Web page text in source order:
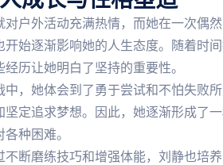
对户外活动充满热情，而她在一次偶
开始逐渐影响她的人生态度。随着时
历让她明白了坚持的重要性。
中，她体会到了勇于尝试和不怕失败
坚定追求梦想。因此，她逐渐形成了
种困难。
不断磨练技巧和增强体能，刘静也培